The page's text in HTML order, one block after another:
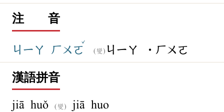
注 音
ㄐㄧㄚ ㄏㄨㄛ
ˇ
(變) ㄐㄧㄚ ˙ㄏㄨㄛ
漢語拼音
jiā huǒ (變) jiā huo